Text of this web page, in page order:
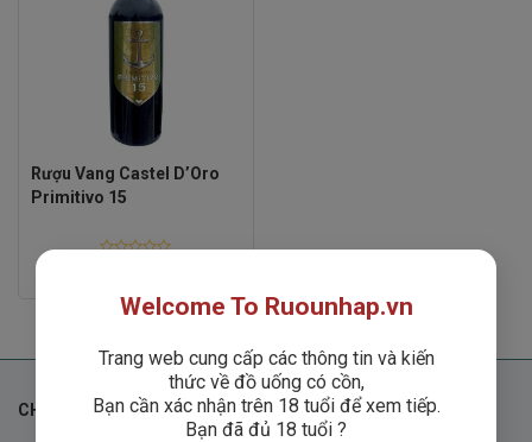
Rượu Vang Castel D’Oro
Primitivo 15
CHÍNH SÁCH
Welcome To Ruounhap.vn
Trang web cung cấp các thông tin và kiến
thức về đồ uống có cồn,
Bạn cần xác nhận trên 18 tuổi để xem tiếp.
Bạn đã đủ 18 tuổi ?